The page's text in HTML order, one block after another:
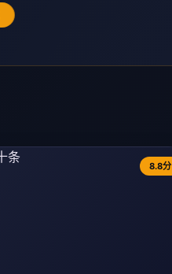
8.8分